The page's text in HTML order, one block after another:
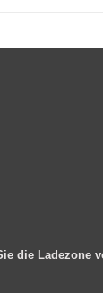
die Ladezone